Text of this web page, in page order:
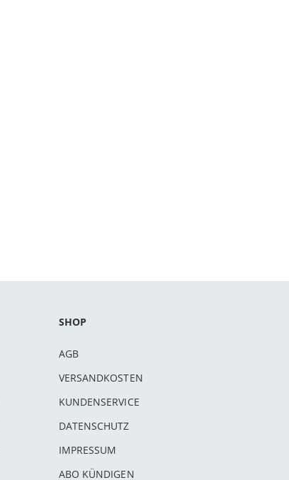
SHOP
AGB
VERSANDKOSTEN
KUNDENSERVICE
DATENSCHUTZ
IMPRESSUM
ABO KÜNDIGEN